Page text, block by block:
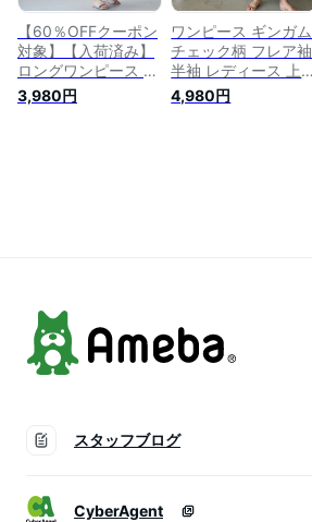
【60％OFFクーポン
対象】【入荷済み】
ロングワンピース ギ
ャザー 5分袖 Vネッ
ク レディース 上品
3,980円
ワンピース ギンガム
チェック柄 フレア袖
半袖 レディース 上
品 大人 おすすめ お
しゃれ ブラック フ
4,980円
スタッフブログ
CyberAgent